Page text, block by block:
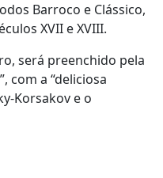
Barroco e Clássico,
XVII e XVIII.
será preenchido pela
com a “deliciosa
Korsakov e o